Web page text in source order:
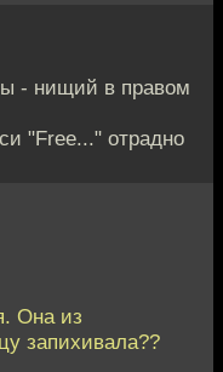
- нищий в правом
"Free..." отрадно
Она из
запихивала??